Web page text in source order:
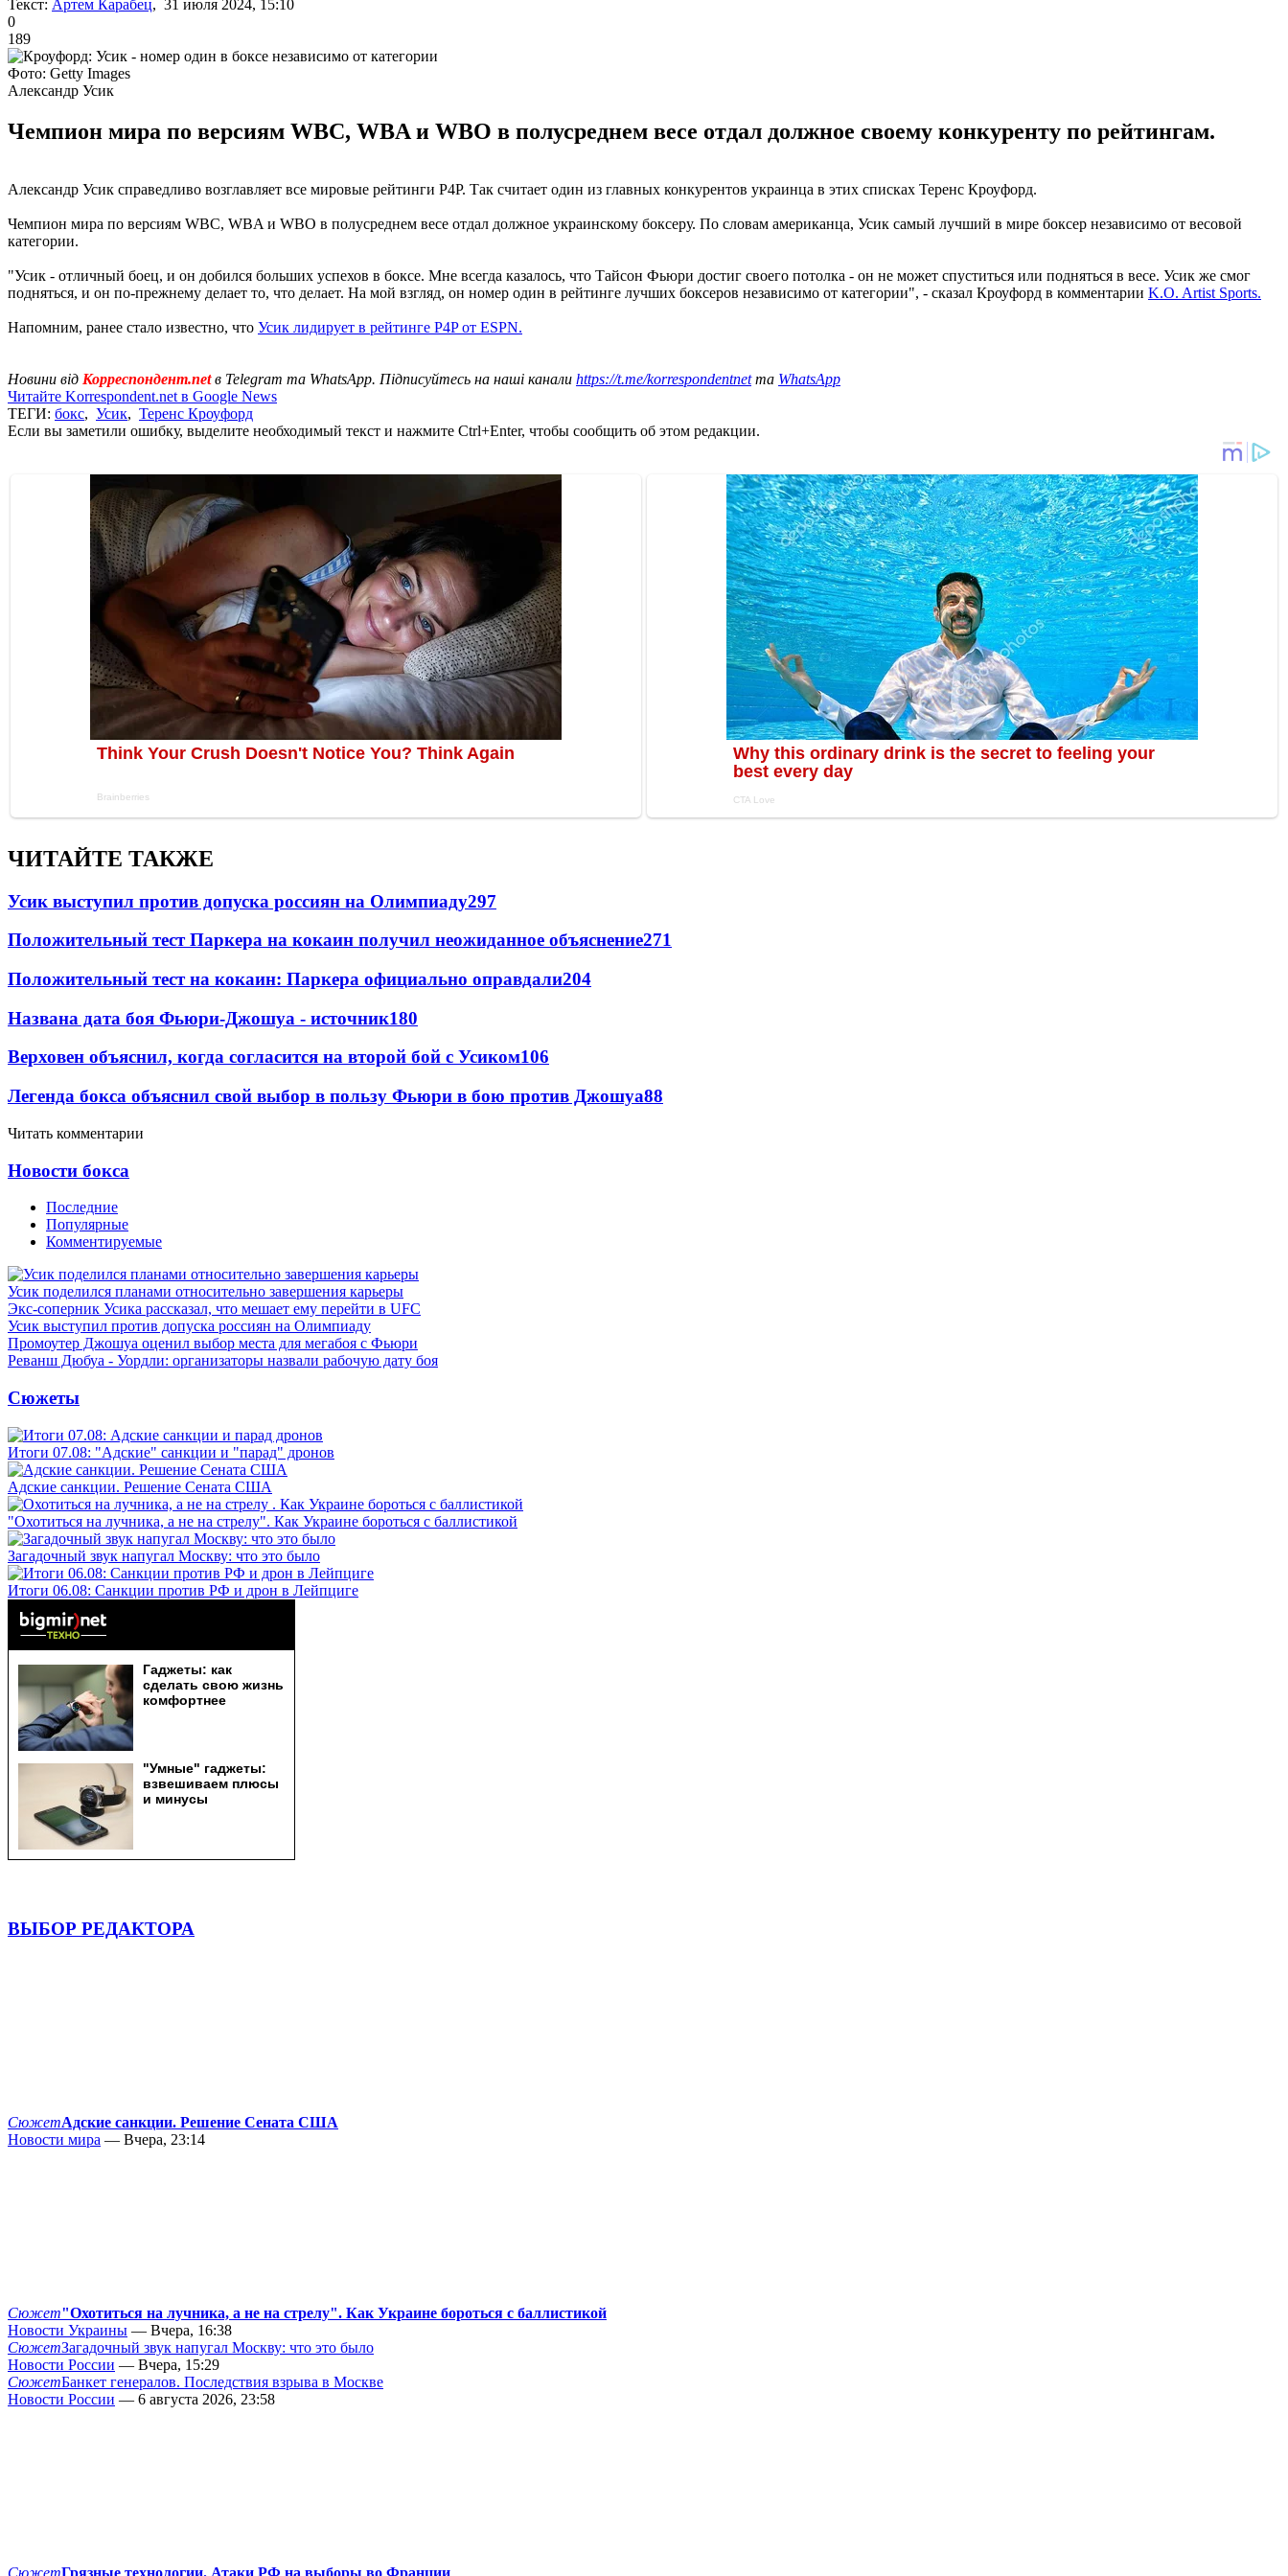
Текст: Артем Карабец, 31 июля 2024, 15:10
0
189
Фото: Getty Images
Александр Усик
Чемпион мира по версиям WBC, WBA и WBO в полусреднем весе отдал должное своему конкуренту по рейтингам.
Александр Усик справедливо возглавляет все мировые рейтинги P4P. Так считает один из главных конкурентов украинца в этих списках Теренс Кроуфорд.
Чемпион мира по версиям WBC, WBA и WBO в полусреднем весе отдал должное украинскому боксеру. По словам американца, Усик самый лучший в мире боксер независимо от весовой
категории.
"Усик - отличный боец, и он добился больших успехов в боксе. Мне всегда казалось, что Тайсон Фьюри достиг своего потолка - он не может спуститься или подняться в весе. Усик же смог
подняться, и он по-прежнему делает то, что делает. На мой взгляд, он номер один в рейтинге лучших боксеров независимо от категории", - сказал Кроуфорд в комментарии K.O. Artist Sports.
Напомним, ранее стало известно, что Усик лидирует в рейтинге P4P от ESPN.
Новини від Корреспондент.netв Telegram та WhatsApp. Підписуйтесь на наші канали https://t.me/korrespondentnetта WhatsApp
Читайте Korrespondent.net в Google News
ТЕГИ: бокс, Усик, Теренс Кроуфорд
Если вы заметили ошибку, выделите необходимый текст и нажмите Ctrl+Enter, чтобы сообщить об этом редакции.
ЧИТАЙТЕ ТАКЖЕ
Усик выступил против допуска россиян на Олимпиаду297
Положительный тест Паркера на кокаин получил неожиданное объяснение271
Положительный тест на кокаин: Паркера официально оправдали204
Названа дата боя Фьюри-Джошуа - источник180
Верховен объяснил, когда согласится на второй бой с Усиком106
Легенда бокса объяснил свой выбор в пользу Фьюри в бою против Джошуа88
Читать комментарии
Новости бокса
Последние
Популярные
Комментируемые
Усик поделился планами относительно завершения карьеры
Экс-соперник Усика рассказал, что мешает ему перейти в UFC
Усик выступил против допуска россиян на Олимпиаду
Промоутер Джошуа оценил выбор места для мегабоя с Фьюри
Реванш Дюбуа - Уордли: организаторы назвали рабочую дату боя
Сюжеты
Итоги 07.08: "Адские" санкции и "парад" дронов
Адские санкции. Решение Сената США
"Охотиться на лучника, а не на стрелу". Как Украине бороться с баллистикой
Загадочный звук напугал Москву: что это было
Итоги 06.08: Санкции против РФ и дрон в Лейпциге
ВЫБОР РЕДАКТОРА
СюжетАдские санкции. Решение Сената США
Новости мира — Вчера, 23:14
Сюжет"Охотиться на лучника, а не на стрелу". Как Украине бороться с баллистикой
Новости Украины — Вчера, 16:38
СюжетЗагадочный звук напугал Москву: что это было
Новости России — Вчера, 15:29
СюжетБанкет генералов. Последствия взрыва в Москве
Новости России — 6 августа 2026, 23:58